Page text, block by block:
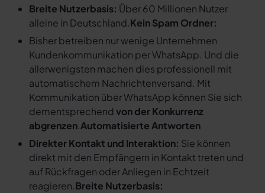
Breite Nutzerbasis: Über 60 Millionen Nutzer
alleine in Deutschland.Kein Spam Ordner:
Bisher betreiben nur wenige Unternehmen
Kundenkommunikation per WhatsApp. Und die
allerwenigsten machen dies professionell mit
automatischem Nachrichtenversand. Mit
Kommunikation über WhatsApp können Sie sich
dementsprechendvon der Konkurrenz
abgrenzen.Automatisierte Antworten
Direkter Kontakt und Interaktion: Sie können
direkt mit den Empfängern in Kontakt treten und
auf Rückfragen oder Anliegen in Echtzeit
reagieren.Breite Nutzerbasis: